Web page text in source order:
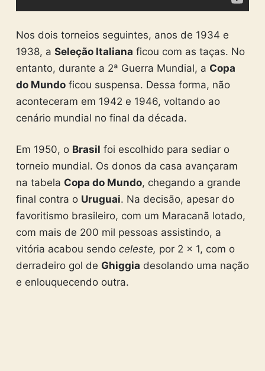
Nos dois torneios seguintes, anos de 1934 e
1938, a Seleção Italiana ficou com as taças. No
entanto, durante a 2ª Guerra Mundial, a Copa
do Mundoficou suspensa. Dessa forma, não
aconteceram em 1942 e 1946, voltando ao
cenário mundial no final da década.
Em 1950, o Brasil foi escolhido para sediar o
torneio mundial. Os donos da casa avançaram
na tabela Copa do Mundo, chegando a grande
final contra o Uruguai. Na decisão, apesar do
favoritismo brasileiro, com um Maracanã lotado,
com mais de 200 mil pessoas assistindo, a
vitória acabou sendo celeste, por 2 x 1, com o
derradeiro gol de Ghiggia desolando uma nação
e enlouquecendo outra.